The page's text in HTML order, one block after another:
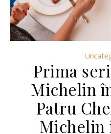
Prima
Michelin
Patru
Michelin